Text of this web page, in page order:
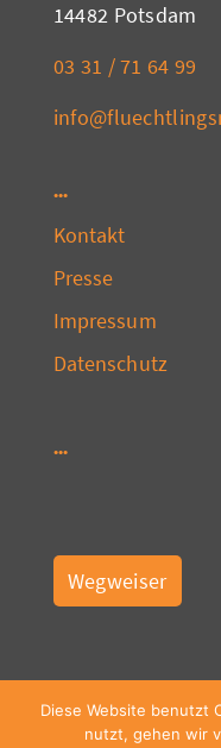
14482 Potsdam
03 31 / 71 64 99
Kontakt
Presse
Impressum
Datenschutz
Wegweiser
Diese Website benutzt
nutzt, gehen wir